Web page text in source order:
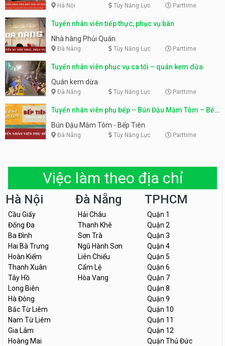
Hà Nội Tùy Năng Lực Parttime
Tuyển nhân viên tiếp thực, phục vụ bàn
Nhà hàng Phủi Quán
Đà Nẵng Tùy Năng Lực Parttime
Tuyển nhân viên phục vụ ca tối – quán kem dừa
Quán kem dừa
Đà Nẵng Tùy Năng Lực Parttime
Tuyển nhân viên phụ bếp – Bún Đậu Mắm Tôm – Bếp
Tiên
Bún Đậu Mắm Tôm - Bếp Tiên
Đà Nẵng Tùy Năng Lực Parttime
Việc làm theo địa chỉ
Hà Nội
Cầu Giấy
Đống Đa
Ba Đình
Hai Bà Trưng
Hoàn Kiếm
Thanh Xuân
Tây Hồ
Long Biên
Hà Đông
Bắc Từ Liêm
Nam Từ Liêm
Gia Lâm
Hoàng Mai
Đà Nẵng
Hải Châu
Thanh Khê
Sơn Trà
Ngũ Hành Sơn
Liên Chiểu
Cẩm Lệ
Hòa Vang
TPHCM
Quận 1
Quận 2
Quận 3
Quận 4
Quận 5
Quận 6
Quận 7
Quận 8
Quận 9
Quận 10
Quận 11
Quận 12
Quận Thủ Đức